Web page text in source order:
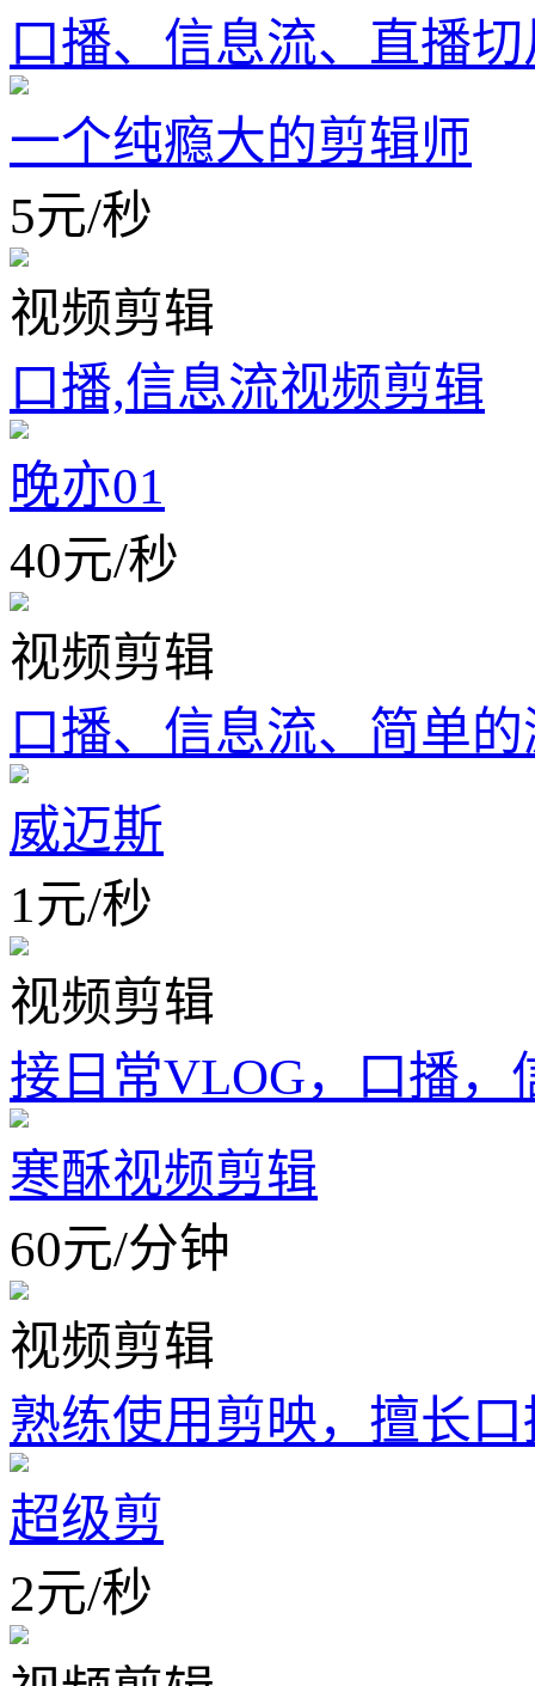
口播、信息流、直播
一个纯瘾大的剪辑师
5元/秒
视频剪辑
口播,信息流视频剪辑
晚亦01
40元/秒
视频剪辑
口播、信息流、简单
威迈斯
1元/秒
视频剪辑
接日常VLOG，口播，
寒酥视频剪辑
60元/分钟
视频剪辑
熟练使用剪映，擅长
超级剪
2元/秒